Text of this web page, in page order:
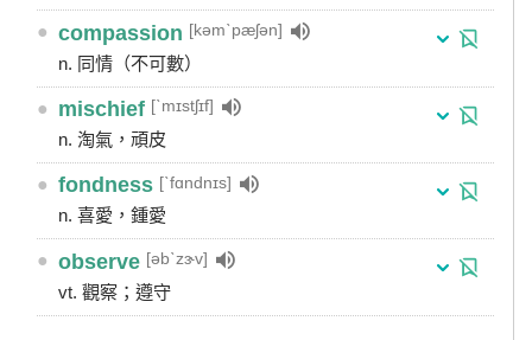
● compassion [kəmˋpæʃən]
n. 同情（不可數）
● mischief [ˋmɪstʃɪf]
n. 淘氣，頑皮
● fondness [ˋfɑndnɪs]
n. 喜愛，鍾愛
● observe [əbˋzɝv]
vt. 觀察；遵守